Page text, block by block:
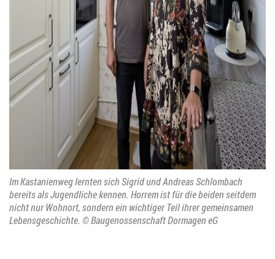
Im Kastanienweg lernten sich Sigrid und Andreas Schlombach
bereits als Jugendliche kennen. Horrem ist für die beiden seitdem
nicht nur Wohnort, sondern ein wichtiger Teil ihrer gemeinsamen
Lebensgeschichte. © Baugenossenschaft Dormagen eG